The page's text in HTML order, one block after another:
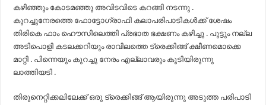
കഴിഞ്ഞും കോടമഞ്ഞു അവിടവിടെ കറങ്ങി നടന്നു .
കുറച്ചുനേരത്തെ ഫോട്ടോഗ്രാഫി കലാപരിപാടികൾക്ക് ശേഷം
തിരികെ ഫാം ഹൌസിലെത്തി പ്രഭാത ഭക്ഷണം കഴിച്ചു . പുട്ടും നല്ല
അടിപൊളി കടലക്കറിയും രാവിലത്തെ ട്രെക്കിങ്ങ് ക്ഷീണമൊക്കെ
മാറ്റി . പിന്നെയും കുറച്ചു നേരം എല്ലാവരും കൂടിയിരുന്നു
ലാത്തിയടി .
തിരുനെറ്റിക്കലിലേക്ക് ഒരു ട്രെക്കിങ്ങ് ആയിരുന്നു അടുത്ത പരിപാടി